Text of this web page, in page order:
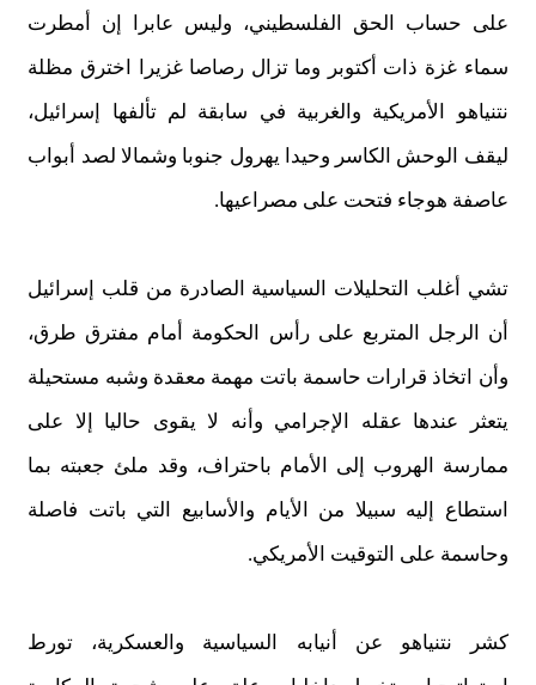
على حساب الحق الفلسطيني، وليس عابرا
ن أمطرت
سماء غزة ذات أكتوبر وما تزال رصاصا غزيرا اخترق مظلة
نتنياهو الأمر يكية والغربية في سابقة لم تألفها إسرائيل،
ليقف الوحش الكاسر وحيدا يهرول جنوبا وشمالا لصد
بواب
عاصفة هوجاء فتحت على مصراعيها.
تشي أغلب التحليلات السياسية الصادرة من قلب إسرائيل
أن الرجل المتربع على رأس الحكومة أمام مفترق طرق،
وأن اتخاذ قرارات حاسمة باتت مهمة معقدة وشبه مستحيلة
يتعثر عندها عقله الإجرامي و نه لا يقوى حاليا
لا على
ممارسة الهروب إلى الأمام باحتراف، وقد ملئ جعبته بما
استطاع
ليه سبيلا من الأيام والأسابيع التي باتت فاصلة
وحاسمة على التوقيت الأمريكي.
كشر نتنياهو عن
نيابه السياسية والعسكرية، تورط